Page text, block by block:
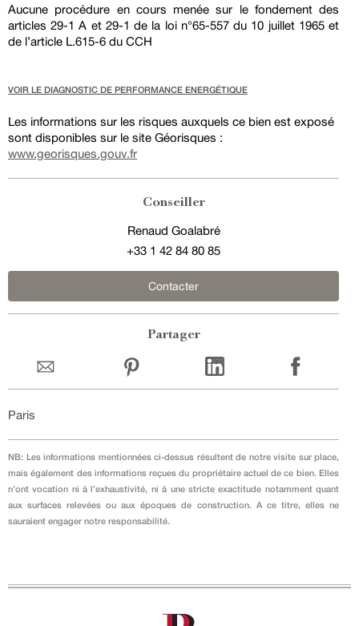
Aucune procédure en cours menée sur le fondement des
articles 29-1 A et 29-1 de la loi n°65-557 du 10 juillet 1965 et
de l’article L.615-6 du CCH
VOIR LE DIAGNOSTIC DE PERFORMANCE ENERGÉTIQUE
Les informations sur les risques auxquels ce bien est exposé
sont disponibles sur le site Géorisques :
www.georisques.gouv.fr
Conseiller
Renaud Goalabré
+33 1 42 84 80 85
Contacter
Partager
Paris
NB: Les informations mentionnées ci-dessus résultent de notre visite sur place,
mais également des informations reçues du propriétaire actuel de ce bien. Elles
n’ont vocation ni à l’exhaustivité, ni à une stricte exactitude notamment quant
aux surfaces relevées ou aux époques de construction. A ce titre, elles ne
sauraient engager notre responsabilité.